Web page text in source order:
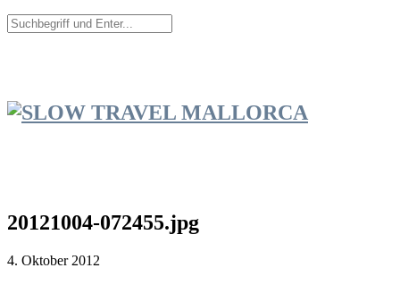
20121004-072455.jpg
4. Oktober 2012